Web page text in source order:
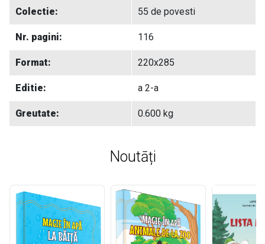
Colectie: 55 de povesti
Nr. pagini: 116
Format: 220x285
Editie: a 2-a
Greutate: 0.600 kg
Noutāți